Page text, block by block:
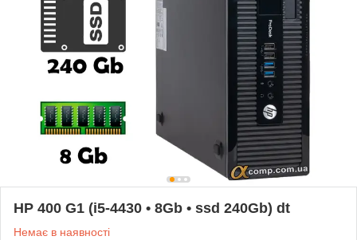
HP 400 G1 (i5-4430 • 8Gb • ssd 240Gb) dt
Немає в наявності